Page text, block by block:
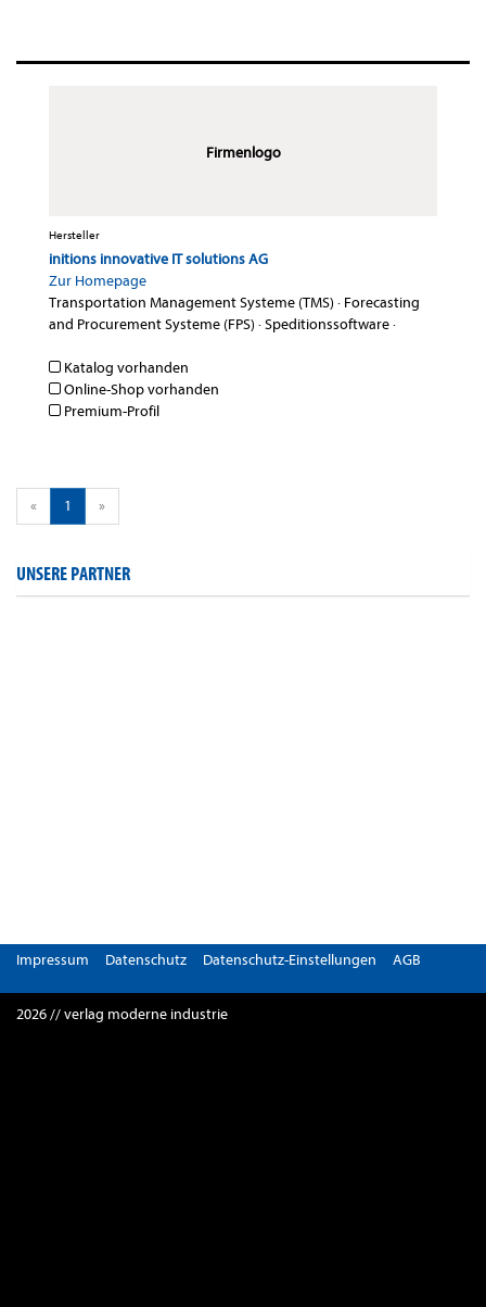
Firmenlogo
Hersteller
initions innovative IT solutions AG
Zur Homepage
Transportation Management Systeme (TMS) · Forecasting
and Procurement Systeme (FPS) ·Speditionssoftware·
Katalog vorhanden
Online-Shop vorhanden
Premium-Profil
« 1 »
UNSERE PARTNER
Impressum Datenschutz Datenschutz-Einstellungen AGB
2026 // verlag moderne industrie